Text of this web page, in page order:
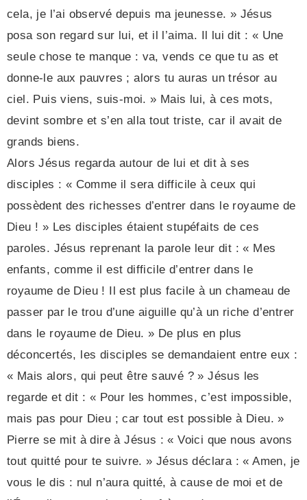
cela, je l’ai observé depuis ma jeunesse. » Jésus
posa son regard sur lui, et il l’aima. Il lui dit : « Une
seule chose te manque : va, vends ce que tu as et
donne-le aux pauvres ; alors tu auras un trésor au
ciel. Puis viens, suis-moi. » Mais lui, à ces mots,
devint sombre et s’en alla tout triste, car il avait de
grands biens.
Alors Jésus regarda autour de lui et dit à ses
disciples : « Comme il sera difficile à ceux qui
possèdent des richesses d’entrer dans le royaume de
Dieu ! » Les disciples étaient stupéfaits de ces
paroles. Jésus reprenant la parole leur dit : « Mes
enfants, comme il est difficile d’entrer dans le
royaume de Dieu ! Il est plus facile à un chameau de
passer par le trou d’une aiguille qu’à un riche d’entrer
dans le royaume de Dieu. » De plus en plus
déconcertés, les disciples se demandaient entre eux :
« Mais alors, qui peut être sauvé ? » Jésus les
regarde et dit : « Pour les hommes, c’est impossible,
mais pas pour Dieu ; car tout est possible à Dieu. »
Pierre se mit à dire à Jésus : « Voici que nous avons
tout quitté pour te suivre. » Jésus déclara : « Amen, je
vous le dis : nul n’aura quitté, à cause de moi et de